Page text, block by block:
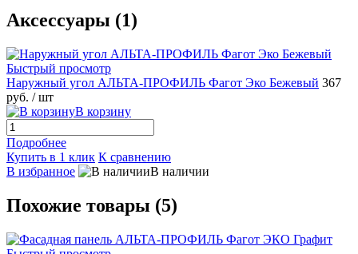
Аксессуары (1)
Быстрый просмотр
Наружный угол АЛЬТА-ПРОФИЛЬ Фагот Эко Бежевый 367
руб. / шт
В корзину
Подробнее
Купить в 1 клик К сравнению
В избранное
В наличии
Похожие товары (5)